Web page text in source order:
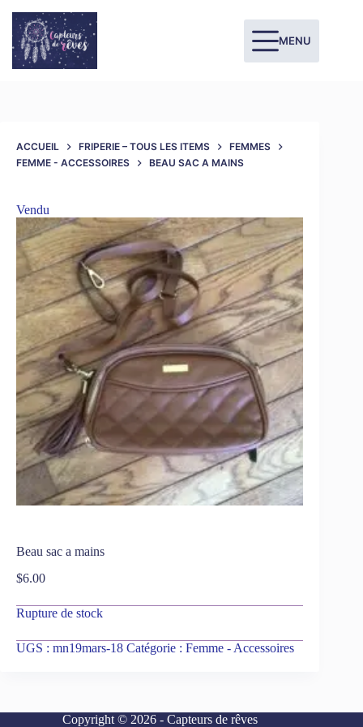
MENU
ACCUEIL FRIPERIE – TOUS LES ITEMS
FEMMES
FEMME - ACCESSOIRES
BEAU SAC A MAINS
Vendu
Beau sac a mains
$6.00
Rupture de stock
UGS : mn19mars-18 Catégorie : Femme - Accessoires
Copyright © 2026 - Capteurs de rêves